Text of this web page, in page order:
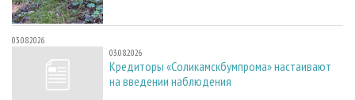
03.08.2026
03.08.2026
Кредиторы «Соликамскбумпрома» настаивают
на введении наблюдения